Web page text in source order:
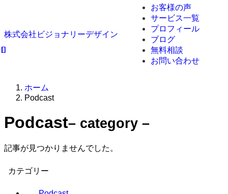
株式会社ビジョナリーデザイン
お客様の声
サービス一覧
プロフィール
ブログ
無料相談
お問い合わせ
ホーム
Podcast
Podcast– category –
記事が見つかりませんでした。
カテゴリー